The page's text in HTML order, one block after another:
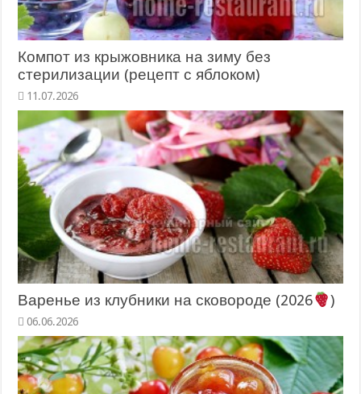
Компот из крыжовника на зиму без
стерилизации (рецепт с яблоком)
11.07.2026
Варенье из клубники на сковороде (2026 )
06.06.2026